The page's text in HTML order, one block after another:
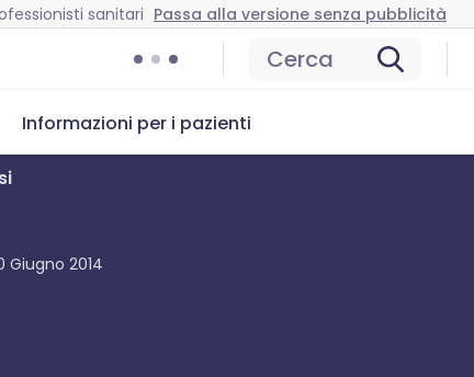
sanitari Passa alla versione senza pubblicità
Cerca
Informazioni per i pazienti
Giugno 2014